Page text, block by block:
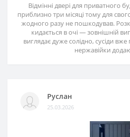
Відмінні двері для приватного
приблизно три місяці тому для
жодного разу не пошкодував.
кидається в очі — зовнішній
виглядає дуже солідно, сусіди
нержавійки
Руслан
25.03.2026